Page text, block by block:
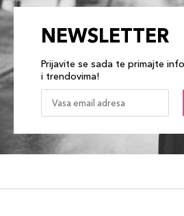
NEWSLETTER
Prijavite se sada te primajte
i trendovima!